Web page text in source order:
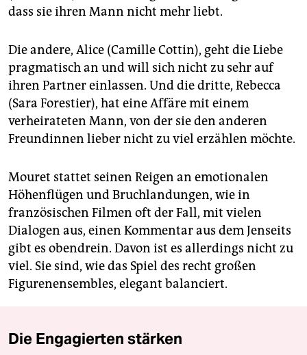
dass sie ihren Mann nicht mehr liebt.
Die andere, Alice (Camille Cottin), geht die Liebe
pragmatisch an und will sich nicht zu sehr auf
ihren Partner einlassen. Und die dritte, Rebecca
(Sara Forestier), hat eine Affäre mit einem
verheirateten Mann, von der sie den anderen
Freundinnen lieber nicht zu viel erzählen möchte.
Mouret stattet seinen Reigen an emotionalen
Höhenflügen und Bruchlandungen, wie in
französischen Filmen oft der Fall, mit vielen
Dialogen aus, einen Kommentar aus dem Jenseits
gibt es obendrein. Davon ist es allerdings nicht zu
viel. Sie sind, wie das Spiel des recht großen
Figurenensembles, elegant balanciert.
Die Engagierten stärken